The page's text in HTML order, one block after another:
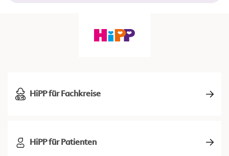
HiPP für Fachkreise
HiPP für Patienten